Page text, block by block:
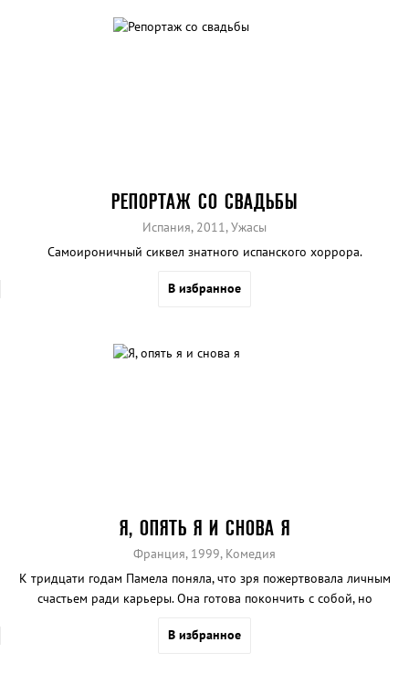
РЕПОРТАЖ СО СВАДЬБЫ
Испания, 2011, Ужасы
Самоироничный сиквел знатного испанского хоррора.
В избранное
Я, ОПЯТЬ Я И СНОВА Я
Франция, 1999, Комедия
К тридцати годам Памела поняла, что зря пожертвовала личным
счастьем ради карьеры. Она готова покончить с собой, но
замуж по любви и рожает детей. Сумеет ли она вписаться в новую
В избранное